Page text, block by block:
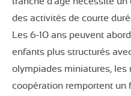
des activités de courte
Les 6-10 ans peuvent
enfants plus structurés
olympiades miniatures, les
coopération remportent un